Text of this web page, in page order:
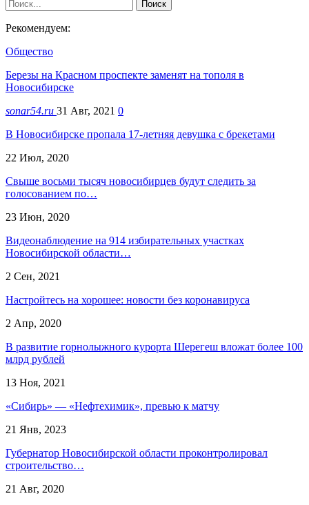
Рекомендуем:
Общество
Березы на Красном проспекте заменят на тополя в
Новосибирске
sonar54.ru 31 Авг, 2021 0
В Новосибирске пропала 17-летняя девушка с брекетами
22 Июл, 2020
Свыше восьми тысяч новосибирцев будут следить за
голосованием по…
23 Июн, 2020
Видеонаблюдение на 914 избирательных участках
Новосибирской области…
2 Сен, 2021
Настройтесь на хорошее: новости без коронавируса
2 Апр, 2020
В развитие горнолыжного курорта Шерегеш вложат более 100
млрд рублей
13 Ноя, 2021
«Сибирь» — «Нефтехимик», превью к матчу
21 Янв, 2023
Губернатор Новосибирской области проконтролировал
строительство…
21 Авг, 2020